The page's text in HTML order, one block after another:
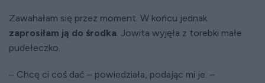
Zawahałam się przez moment. W końcu jednak
zaprosiłam ją do środka. Jowita wyjęła z torebki małe
pudełeczko.
– Chcę ci coś dać – powiedziała, podając mi je. –